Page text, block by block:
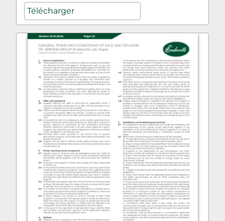
Télécharger